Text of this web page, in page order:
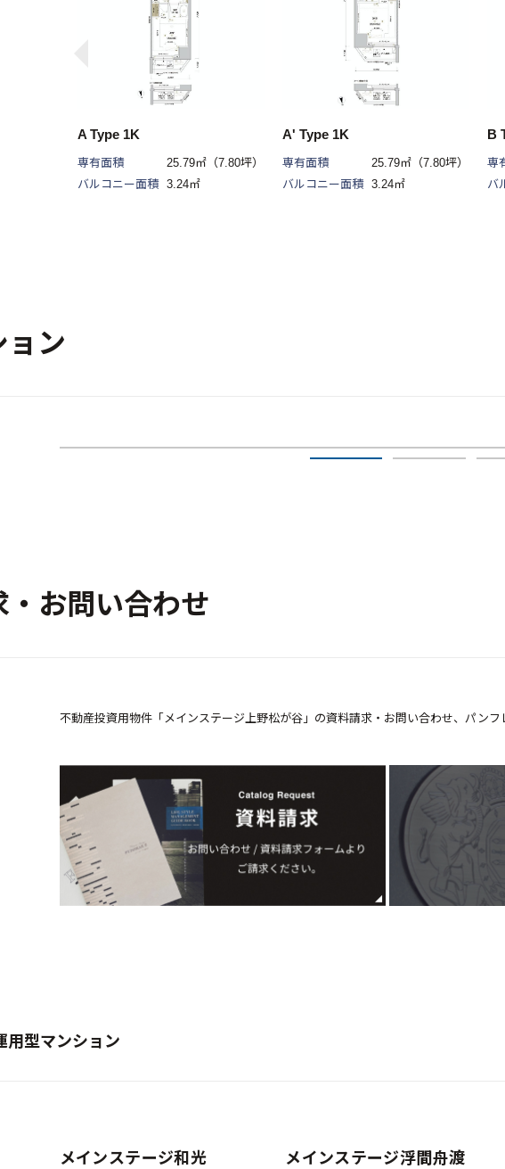
A Type 1K
専有面積
25.79㎡（7.80坪）
バルコニー面積
3.24㎡
A' Type 1K
専有面積
25.79㎡（7.80坪）
バルコニー面積
3.24㎡
B
専
バ
ョン
・お問い合わせ
不動産投資用物件「メインステージ上野松が谷」の資料請求・お問い合わせ、パンフ
用型マンション
メインステージ和光 メインステージ浮間舟渡
A Type 1K